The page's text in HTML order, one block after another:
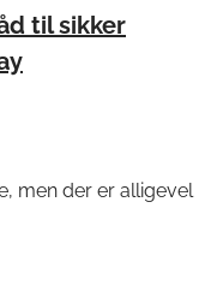
til sikker
men der er alligevel